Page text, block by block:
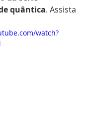
quântica. Assista
watch?